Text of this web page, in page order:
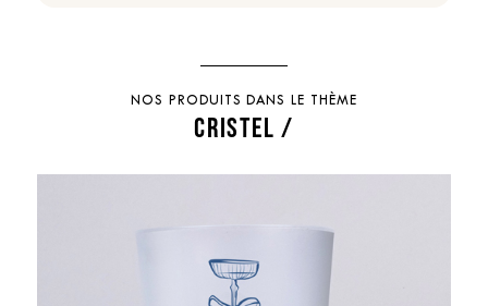
NOS PRODUITS DANS LE THÈME
CRISTEL /